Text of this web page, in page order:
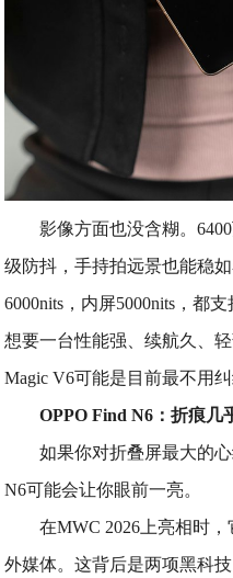
影像方面也没含糊。
级防抖，手持拍远景也能稳
6000nits，内屏5000nits，都
想要一台性能强、续航久、
Magic V6可能是目前最不用纠
OPPO Find N6：折痕几
如果你对折叠屏最大的
N6可能会让你眼前一亮。
在MWC 2026上亮相时
外媒体。这背后是两项黑科